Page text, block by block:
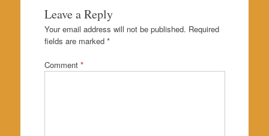
Leave a Reply
Your email address will not be published. Required
fields are marked *
Comment *